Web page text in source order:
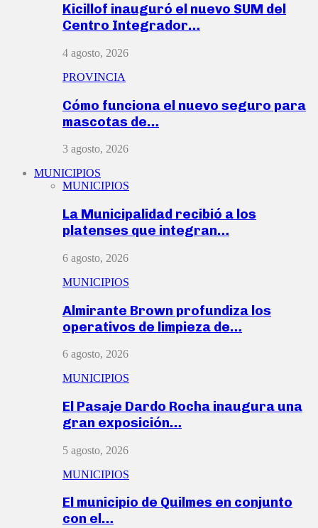
Kicillof inauguró el nuevo SUM del
Centro Integrador…
4 agosto, 2026
PROVINCIA
Cómo funciona el nuevo seguro para
mascotas de…
3 agosto, 2026
MUNICIPIOS
MUNICIPIOS
La Municipalidad recibió a los
platenses que integran…
6 agosto, 2026
MUNICIPIOS
Almirante Brown profundiza los
operativos de limpieza de…
6 agosto, 2026
MUNICIPIOS
El Pasaje Dardo Rocha inaugura una
gran exposición…
5 agosto, 2026
MUNICIPIOS
El municipio de Quilmes en conjunto
con el…